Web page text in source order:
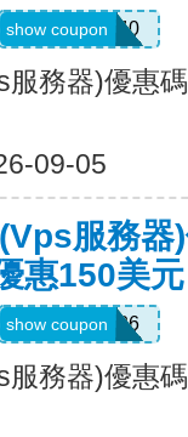
INTER40
show coupon
務器)優惠
09-05
服務器
惠150美元
INRER2026
show coupon
務器)優惠